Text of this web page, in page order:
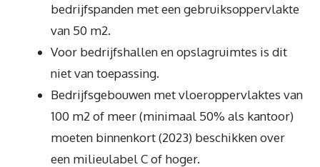
bedrijfspanden met een gebruiksoppervlakte
van 50 m2.
Voor bedrijfshallen en opslagruimtes is dit
niet van toepassing.
Bedrijfsgebouwen met vloeroppervlaktes van
100 m2 of meer (minimaal 50% als kantoor)
moeten binnenkort (2023) beschikken over
een milieulabel C of hoger.